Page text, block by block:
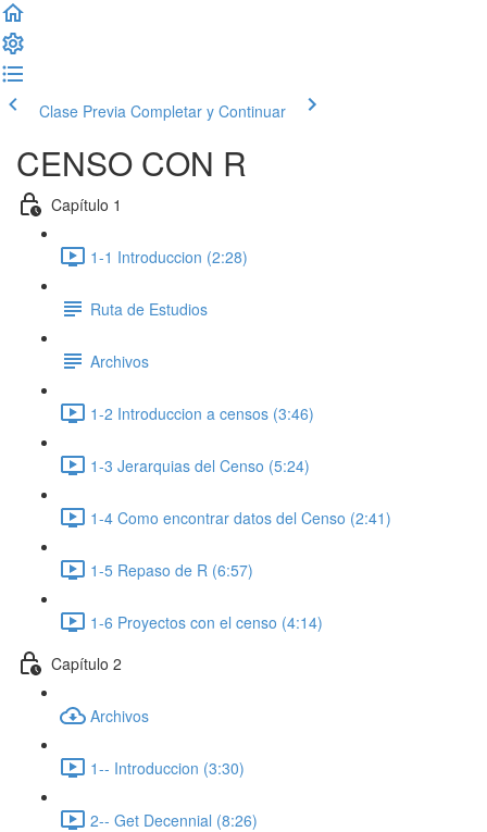
Clase Previa Completar y Continuar
CENSO CON R
Capítulo 1
1-1 Introduccion (2:28)
Ruta de Estudios
Archivos
1-2 Introduccion a censos (3:46)
1-3 Jerarquias del Censo (5:24)
1-4 Como encontrar datos del Censo (2:41)
1-5 Repaso de R (6:57)
1-6 Proyectos con el censo (4:14)
Capítulo 2
Archivos
1-- Introduccion (3:30)
2-- Get Decennial (8:26)